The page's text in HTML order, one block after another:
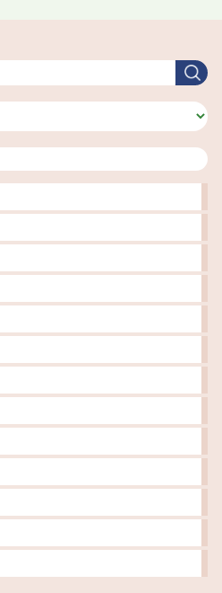
搜
尋